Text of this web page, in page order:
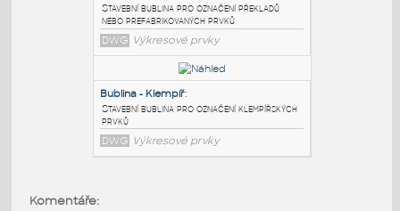
Bublina - Plast
Stavební bublina pro označení plastových
prvků
DWG Výkresové prvky
Komentáře: